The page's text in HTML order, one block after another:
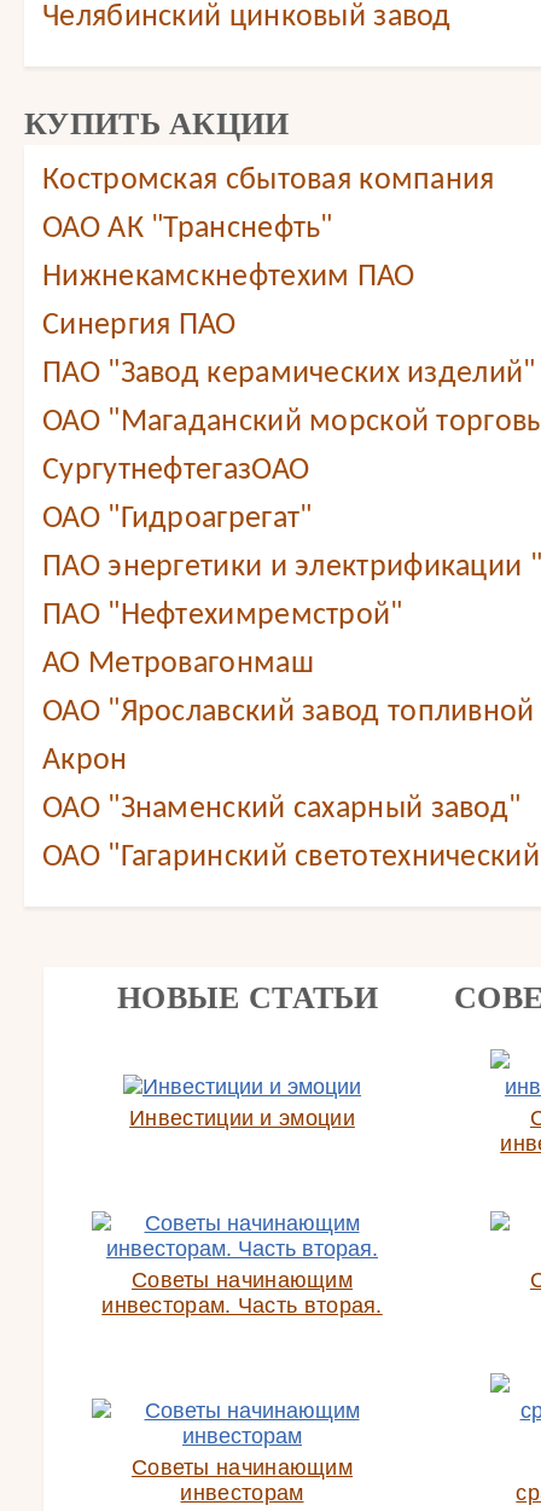
Челябинский цинковый завод
КУПИТЬ АКЦИИ
Костромская сбытовая компания
ОАО АК "Транснефть"
Нижнекамскнефтехим ПАО
Синергия ПАО
ПАО "Завод керамических изделий"
ОАО "Магаданский морской
СургутнефтегазОАО
ОАО "Гидроагрегат"
ПАО энергетики и электрификации
ПАО "Нефтехимремстрой"
АО Метровагонмаш
ОАО "Ярославский завод
Акрон
ОАО "Знаменский сахарный завод"
ОАО "Гагаринский
НОВЫЕ СТАТЬИ
Инвестиции и эмоции
Советы начинающим
инвесторам. Часть вторая.
Советы начинающим
инвесторам